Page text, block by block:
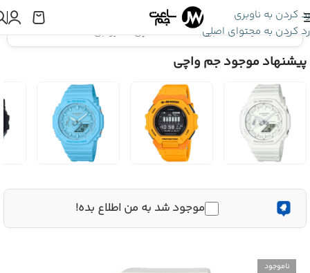
رد کردن به ناوبری
رد کردن به محتوای اصلی
اینجا هستید:ساعت جی شاک»ساعت مچی کاسیو جی شاک GMA-S120MF-7A2DR
پیشنهاد موجود جم واچی
موجود شد به من اطلاع بده!
ناموجود